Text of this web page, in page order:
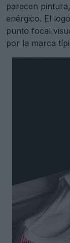
parecen
enérgico. El
punto focal
por la marca